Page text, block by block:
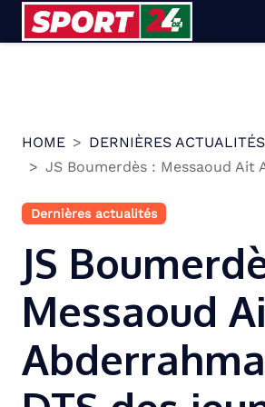
HOME
DERNIÈRES ACTUALITÉS
JS Boumerdès : Messaoud Ait
Dernières actualités
JS
Messaoud